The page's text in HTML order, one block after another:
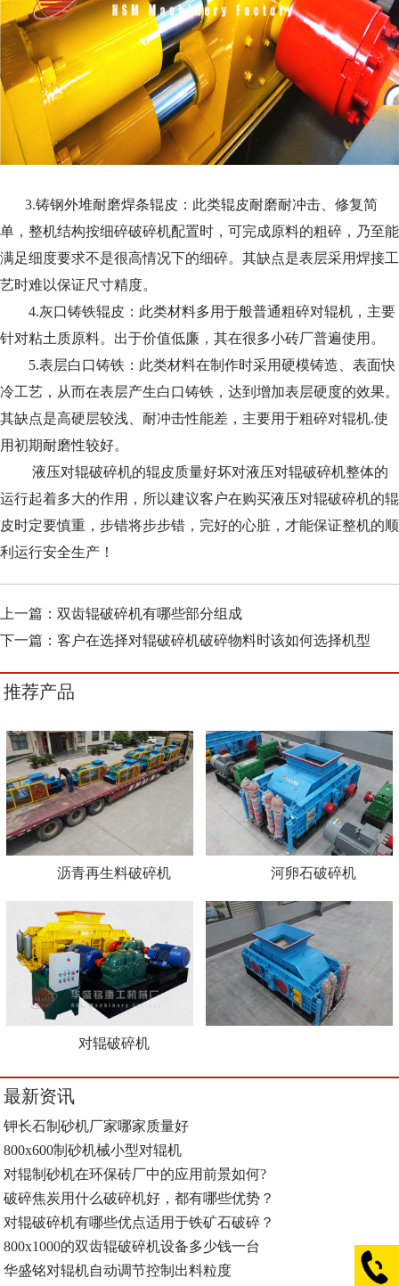
3.铸钢外堆耐磨焊条辊皮：此类辊皮耐磨耐冲击、修复简
单，整机结构按细碎破碎机配置时，可完成原料的粗碎，乃至能
满足细度要求不是很高情况下的细碎。其缺点是表层采用焊接工
艺时难以保证尺寸精度。
4.灰口铸铁辊皮：此类材料多用于般普通粗碎对辊机，主要
针对粘土质原料。出于价值低廉，其在很多小砖厂普遍使用。
5.表层白口铸铁：此类材料在制作时采用硬模铸造、表面快
冷工艺，从而在表层产生白口铸铁，达到增加表层硬度的效果。
其缺点是高硬层较浅、耐冲击性能差，主要用于粗碎对辊机.使
用初期耐磨性较好。
液压对辊破碎机的辊皮质量好坏对液压对辊破碎机整体的
运行起着多大的作用，所以建议客户在购买液压对辊破碎机的辊
皮时定要慎重，步错将步步错，完好的心脏，才能保证整机的顺
利运行安全生产！
上一篇： 双齿辊破碎机有哪些部分组成
下一篇： 客户在选择对辊破碎机破碎物料时该如何选择机型
推荐产品
沥青再生料破碎机 河卵石破碎机
对辊破碎机
最新资讯
钾长石制砂机厂家哪家质量好
800x600制砂机械小型对辊机
对辊制砂机在环保砖厂中的应用前景如何?
破碎焦炭用什么破碎机好，都有哪些优势？
对辊破碎机有哪些优点适用于铁矿石破碎？
800x1000的双齿辊破碎机设备多少钱一台
华盛铭对辊机自动调节控制出料粒度